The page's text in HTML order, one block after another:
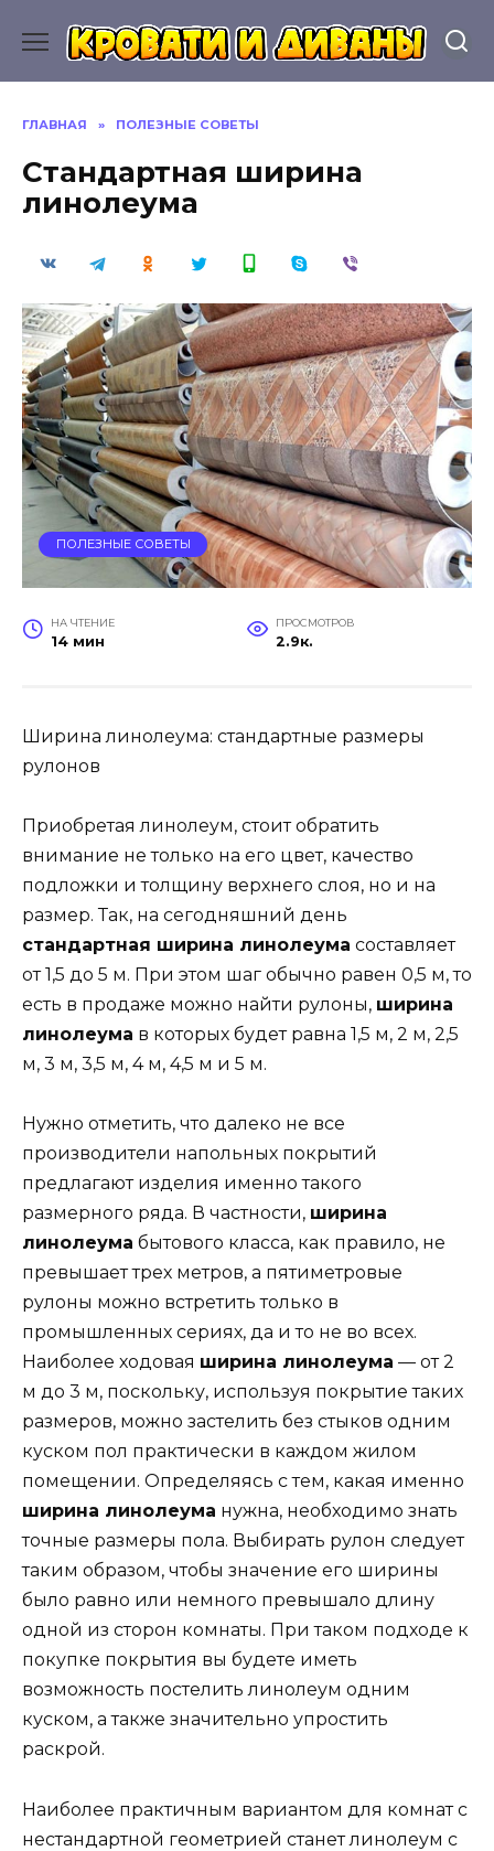
содержанию
ГЛАВНАЯ » ПОЛЕЗНЫЕ СОВЕТЫ
Стандартная ширина
линолеума
ПОЛЕЗНЫЕ СОВЕТЫ
НА ЧТЕНИЕ
14 мин
ПРОСМОТРОВ
2.9к.
Ширина линолеума: стандартные размеры
рулонов
Приобретая линолеум, стоит обратить
внимание не только на его цвет, качество
подложки и толщину верхнего слоя, но и на
размер. Так, на сегодняшний день
стандартная ширина линолеума составляет
от 1,5 до 5 м. При этом шаг обычно равен 0,5 м, то
есть в продаже можно найти рулоны, ширина
линолеума в которых будет равна 1,5 м, 2 м, 2,5
м, 3 м, 3,5 м, 4 м, 4,5 м и 5 м.
Нужно отметить, что далеко не все
производители напольных покрытий
предлагают изделия именно такого
размерного ряда. В частности, ширина
линолеума бытового класса, как правило, не
превышает трех метров, а пятиметровые
рулоны можно встретить только в
промышленных сериях, да и то не во всех.
Наиболее ходовая ширина линолеума — от 2
м до 3 м, поскольку, используя покрытие таких
размеров, можно застелить без стыков одним
куском пол практически в каждом жилом
помещении. Определяясь с тем, какая именно
ширина линолеума нужна, необходимо знать
точные размеры пола. Выбирать рулон следует
таким образом, чтобы значение его ширины
было равно или немного превышало длину
одной из сторон комнаты. При таком подходе к
покупке покрытия вы будете иметь
возможность постелить линолеум одним
куском, а также значительно упростить
раскрой.
Наиболее практичным вариантом для комнат с
нестандартной геометрией станет линолеум с